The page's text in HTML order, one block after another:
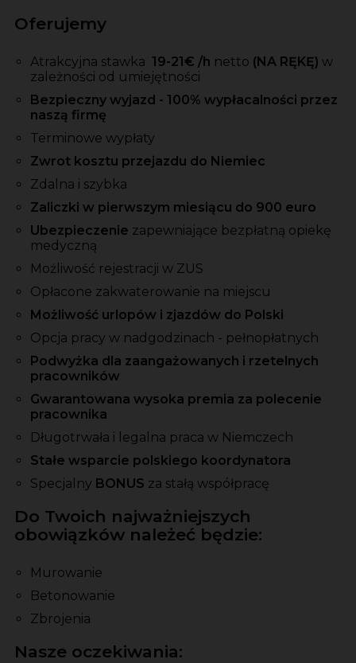
Oferujemy
Atrakcyjna stawka 19-21 € /h netto (NA RĘKĘ) w
zależności od umiejętności
Bezpieczny wyjazd - 100% wypłacalności przez
naszą firmę
Terminowe wypłaty
Zwrot kosztu przejazdu do Niemiec
Zdalna i szybka
Zaliczki w pierwszym miesiącu do 900 euro
Ubezpieczenie zapewniające bezpłatną opiekę
medyczną
Możliwość rejestracji w ZUS
Opłacone zakwaterowanie na miejscu
Możliwość urlopów i zjazdów do Polski
Opcja pracy w nadgodzinach - pełnopłatnych
Podwyżka dla zaangażowanych i rzetelnych
pracowników
Gwarantowana wysoka premia za polecenie
pracownika
Długotrwała i legalna praca w Niemczech
Stałe wsparcie polskiego koordynatora
Specjalny BONUS za stałą współpracę
Do Twoich najważniejszych
obowiązków należeć będzie:
Murowanie
Betonowanie
Zbrojenia
Nasze oczekiwania: